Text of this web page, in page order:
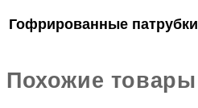
Гофрированные патрубки
Похожие товары